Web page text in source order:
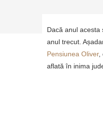
Dacă anul
anul trecut.
Pensiunea Oliver,
aflată în inima